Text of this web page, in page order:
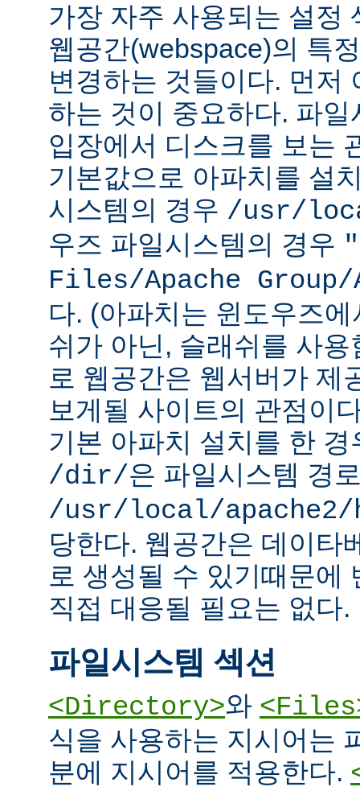
가장 자주 사용되는 설정
웹공간(webspace)의 특
변경하는 것들이다. 먼저
하는 것이 중요하다. 파
입장에서 디스크를 보는
기본값으로 아파치를 설
시스템의 경우 /usr/
우즈 파일시스템의 경우
Files/Apache Group/
다. (아파치는 윈도우즈
쉬가 아닌, 슬래쉬를 사
로 웹공간은 웹서버가 제
보게될 사이트의 관점이
기본 아파치 설치를 한
/dir/은 파일시스템 경
/usr/local/
당한다. 웹공간은 데이타
로 생성될 수 있기때문에
직접 대응될 필요는 없다.
파일시스템 섹션
<Directory>와
식을 사용하는 지시어는
분에 지시어를 적용한다.